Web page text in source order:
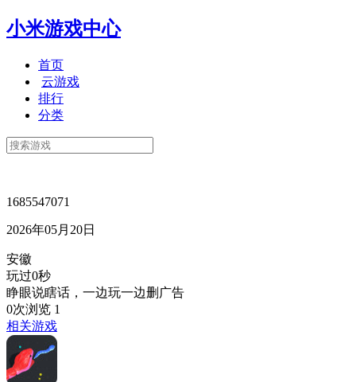
小米游戏中心
首页
云游戏
排行
分类
1685547071
2026年05月20日
安徽
玩过0秒
睁眼说瞎话，一边玩一边删广告
0次浏览 1
相关游戏